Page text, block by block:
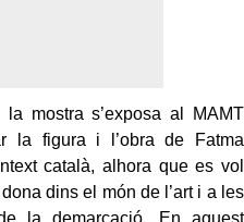
mostra s’exposa al MAMT
la figura i l’obra de Fatma
català, alhora que es vol
dins el món de l’art i a les
la demarcació. En aquest